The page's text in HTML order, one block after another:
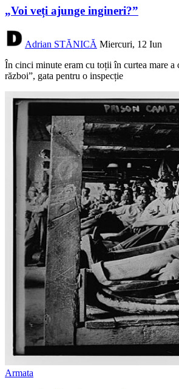
„Voi veți ajunge ingineri?”
Adrian STĂNICĂ Miercuri, 12 Iun
În cinci minute eram cu toții în curtea mare a
război”, gata pentru o inspecție
Armata